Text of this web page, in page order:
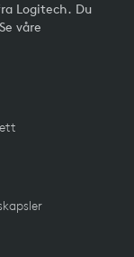
Logitech. Du
våre